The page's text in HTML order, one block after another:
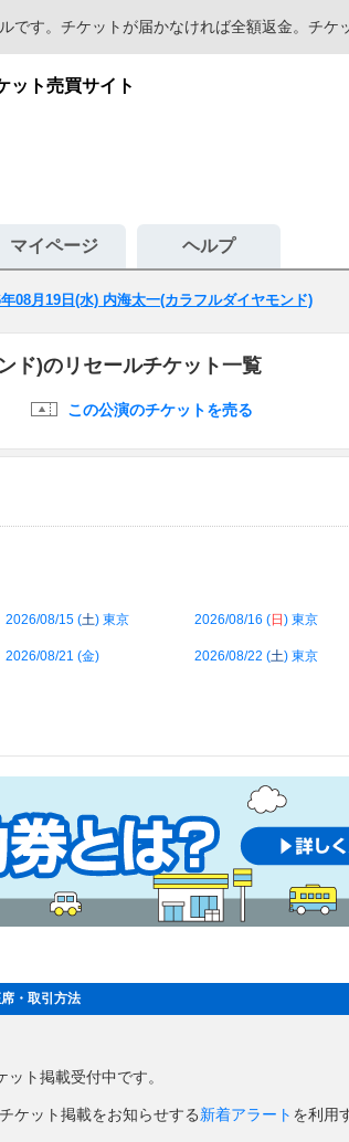
す。チケットが届かなければ全額返金。チケ
ット売買サイト
マイページ ヘルプ
08月19日(水) 内海太一(カラフルダイヤモンド)
ド)のリセールチケット一覧
この公演のチケットを売る
2026/08/15 (土) 東京 2026/08/16 (日 ) 東京
2026/08/21 (金) 2026/08/22 (土) 東京
・取引方法
ット掲載受付中です。
ケット掲載をお知らせする新着アラート を利用